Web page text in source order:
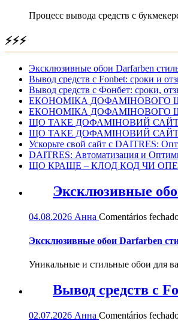
Процесс вывода средств с
⚡⚡⚡
Эксклюзивные обои Darfarben
Вывод средств с Fonbet: сроки и
Вывод средств с Фонбет: сроки,
ЕКОНОМІКА ДОФАМІНОВОГО
ЕКОНОМІКА ДОФАМІНОВОГО
ЩО ТАКЕ ДОФАМІНОВИЙ
ЩО ТАКЕ ДОФАМІНОВИЙ
Ускорьте свой сайт с DAITRES:
DAITRES: Автоматизация и
ЩО КРАЩЕ – КЛОД КОД ЧИ
Эксклюзивные
04.08.2026 Анна Comentários
Эксклюзивные обои Darfarben
Уникальные и стильные обои для
Вывод средств с
02.07.2026 Анна Comentários